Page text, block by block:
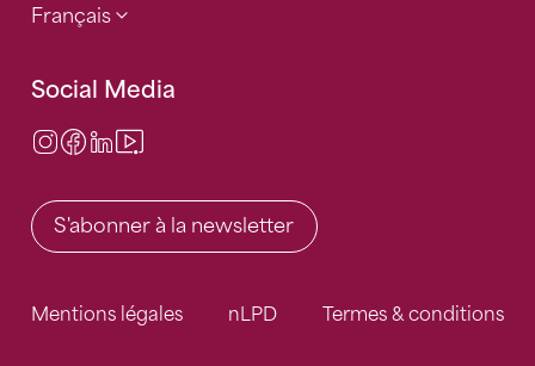
Français
Social Media
Instagram
Facebook
LinkedIn
S'abonner à la newsletter
Mentions légales nLPD Termes & conditions